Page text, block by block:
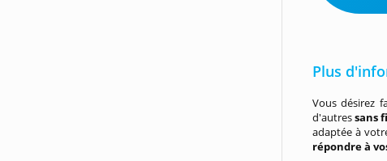
Plus
Vous désirez
d'autressans
adaptée à
répondre à